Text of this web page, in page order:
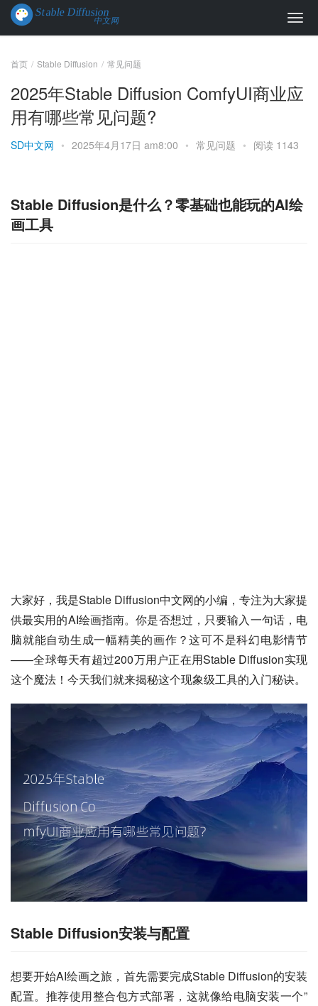
首页 Stable Diffusion 常见问题
2025年Stable Diffusion ComfyUI商业应
用有哪些常见问题?
SD中文网 • 2025年4月17日 am8:00 • 常见问题 • 阅读 1143
Stable Diffusion是什么？零基础也能玩的AI绘
画工具
大家好，我是Stable Diffusion中文网的小编，专注为大家提
供最实用的AI绘画指南。你是否想过，只要输入一句话，电
脑就能自动生成一幅精美的画作？这可不是科幻电影情节
——全球每天有超过200万用户正在用Stable Diffusion实现
这个魔法！今天我们就来揭秘这个现象级工具的入门秘诀。
Stable Diffusion安装与配置
想要开始AI绘画之旅，首先需要完成Stable Diffusion的安装
配置。推荐使用整合包方式部署，这就像给电脑安装一个”